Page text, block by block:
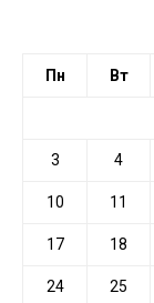
Пн Вт
3 4
10 11
17 18
24 25